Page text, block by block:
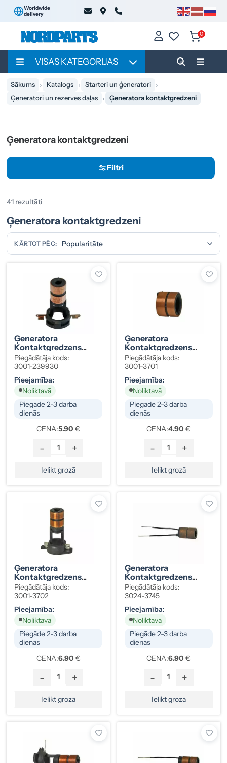
Worldwide
delivery
0
VISAS KATEGORIJAS
Sākums Katalogs
Starteri un ģeneratori
Ģeneratori un rezerves daļas
Ģeneratora kontaktgredzeni
Ģeneratora kontaktgredzeni
Filtri
41 rezultāti
Ģeneratora kontaktgredzeni
KĀRTOT PĒC:
Ģeneratora
Kontaktgredzens
Bosch 0121715 5,1×13,4-
42,3 Mm
Piegādātāja kods:
3001-239930
Pieejamība:
Noliktavā
Piegāde 2-3 darba
dienās
CENA:5.90 €
- +
Ielikt grozā
Ģeneratora
Kontaktgredzens
Bosch 133402 28 Mm
Piegādātāja kods:
3001-3701
Pieejamība:
Noliktavā
Piegāde 2-3 darba
dienās
CENA:4.90 €
- +
Ielikt grozā
Ģeneratora
Kontaktgredzens
Bosch 135172
Piegādātāja kods:
3001-3702
Pieejamība:
Noliktavā
Piegāde 2-3 darba
dienās
CENA:6.90 €
- +
Ielikt grozā
Ģeneratora
Kontaktgredzens
Nippon Denso 135173
Piegādātāja kods:
3024-3745
Pieejamība:
Noliktavā
Piegāde 2-3 darba
dienās
CENA:6.90 €
- +
Ielikt grozā